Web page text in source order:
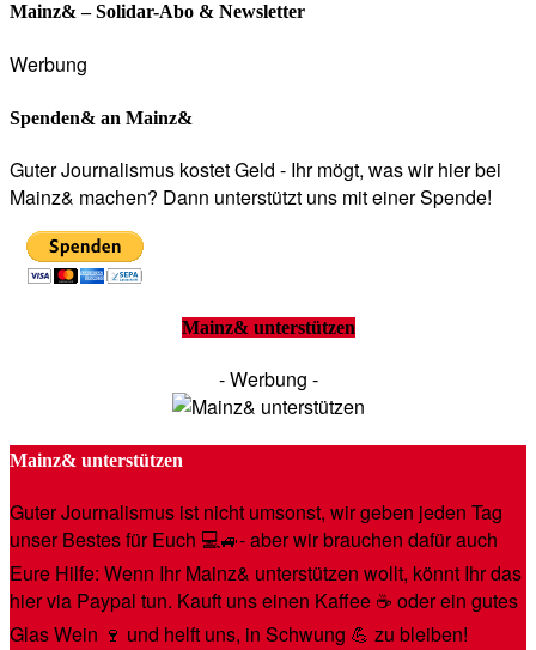
Mainz& – Solidar-Abo & Newsletter
Werbung
Spenden& an Mainz&
Guter Journalismus kostet Geld - Ihr mögt, was wir hier bei
Mainz& machen? Dann unterstützt uns mit einer Spende!
Mainz& unterstützen
- Werbung -
Mainz& unterstützen
Guter Journalismus ist nicht umsonst, wir geben jeden Tag
unser Bestes für Euch 💻🚙- aber wir brauchen dafür auch
Eure Hilfe: Wenn Ihr Mainz& unterstützen wollt, könnt Ihr das
hier via Paypal tun. Kauft uns einen Kaffee ☕️ oder ein gutes
Glas Wein 🍷 und helft uns, in Schwung 💪 zu bleiben!